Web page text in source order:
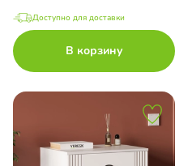
Доступно для доставки
В корзину